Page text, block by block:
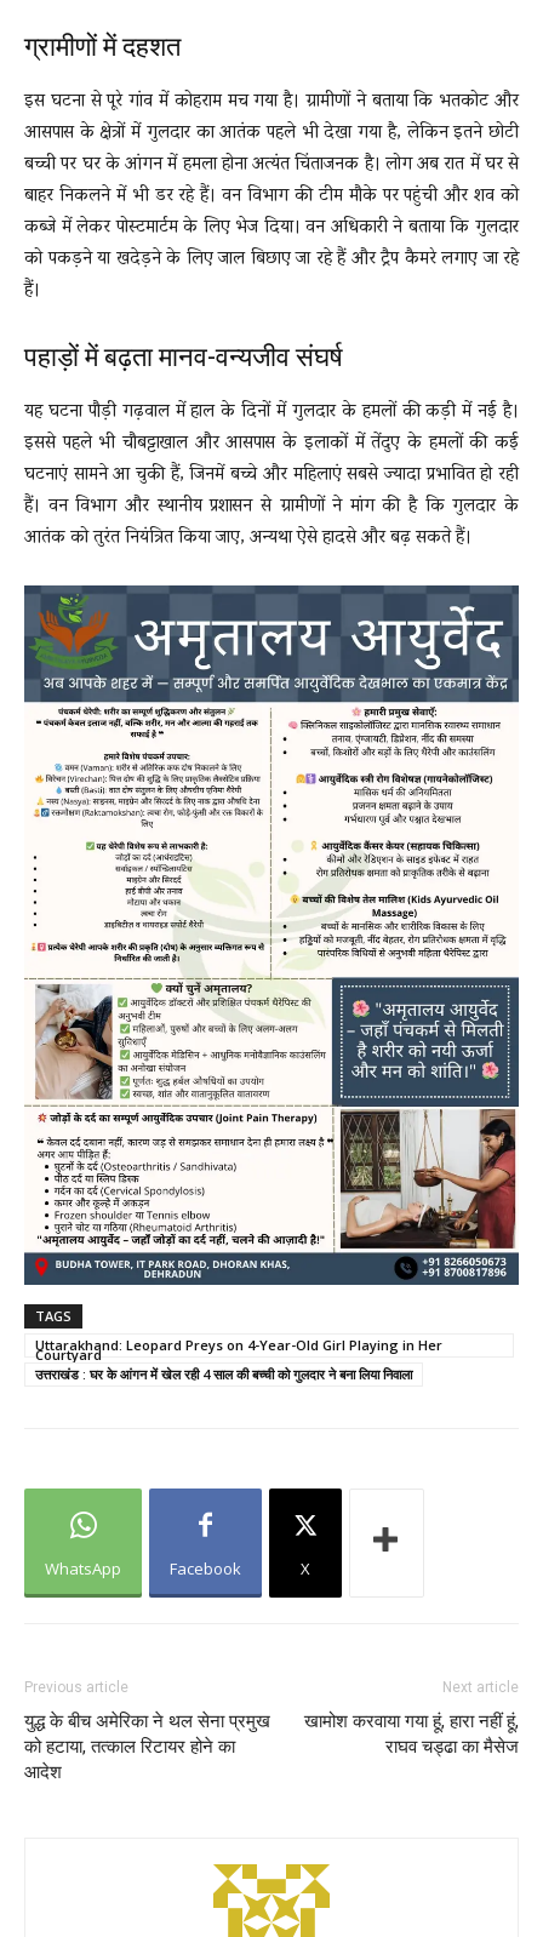
ग्रामीणों में दहशत
इस घटना से पूरे गांव में कोहराम मच गया है। ग्रामीणों ने बताया कि भतकोट और
आसपास के क्षेत्रों में गुलदार का आतंक पहले भी देखा गया है, लेकिन इतने छोटी
बच्ची पर घर के आंगन में हमला होना अत्यंत चिंताजनक है। लोग अब रात में घर से
बाहर निकलने में भी डर रहे हैं। वन विभाग की टीम मौके पर पहुंची और शव को
कब्जे में लेकर पोस्टमार्टम के लिए भेज दिया। वन अधिकारी ने बताया कि गुलदार
को पकड़ने या खदेड़ने के लिए जाल बिछाए जा रहे हैं और ट्रैप कैमरे लगाए जा रहे
हैं।
पहाड़ों में बढ़ता मानव-वन्यजीव संघर्ष
यह घटना पौड़ी गढ़वाल में हाल के दिनों में गुलदार के हमलों की कड़ी में नई है।
इससे पहले भी चौबट्टाखाल और आसपास के इलाकों में तेंदुए के हमलों की कई
घटनाएं सामने आ चुकी हैं, जिनमें बच्चे और महिलाएं सबसे ज्यादा प्रभावित हो रही
हैं। वन विभाग और स्थानीय प्रशासन से ग्रामीणों ने मांग की है कि गुलदार के
आतंक को तुरंत नियंत्रित किया जाए, अन्यथा ऐसे हादसे और बढ़ सकते हैं।
TAGS
Uttarakhand: Leopard Preys on 4-Year-Old Girl Playing in Her
Courtyard
उत्तराखंड : घर के आंगन में खेल रही 4 साल की बच्ची को गुलदार ने बना लिया निवाला
WhatsApp Facebook X
Previous article
युद्ध के बीच अमेरिका ने थल सेना प्रमुख
को हटाया, तत्काल रिटायर होने का
आदेश
Next article
खामोश करवाया गया हूं, हारा नहीं हूं,
राघव चड्ढा का मैसेज